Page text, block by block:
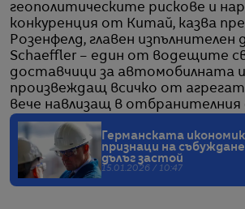
геополитическите рискове и
конкуренция от Китай, казва
Розенфелд, главен
Schaeffler – един от водещите
доставчици за автомобилната
произвеждащ всичко от
вече навлизащ в отбранителния
Германската
признаци на събуждане
дълъг застой
15.01.2026 / 10:47